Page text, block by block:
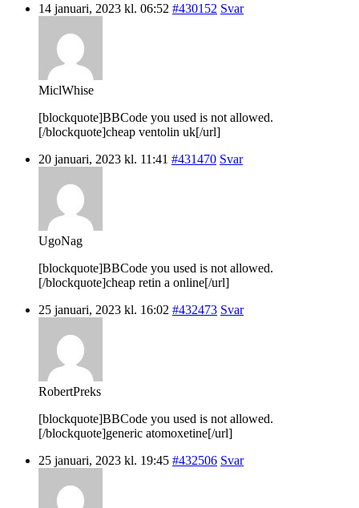
14 januari, 2023 kl. 06:52 #430152 Svar
MiclWhise
[blockquote]BBCode you used is not allowed.
[/blockquote]cheap ventolin uk[/url]
20 januari, 2023 kl. 11:41 #431470 Svar
UgoNag
[blockquote]BBCode you used is not allowed.
[/blockquote]cheap retin a online[/url]
25 januari, 2023 kl. 16:02 #432473 Svar
RobertPreks
[blockquote]BBCode you used is not allowed.
[/blockquote]generic atomoxetine[/url]
25 januari, 2023 kl. 19:45 #432506 Svar